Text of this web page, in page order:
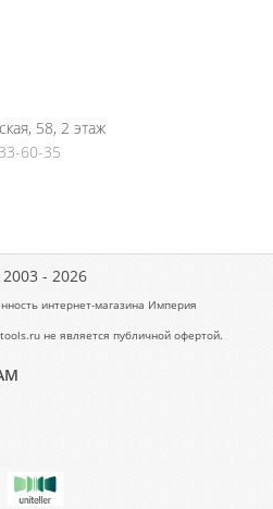
58, 2 этаж
60-35
- 2026
интернет-магазина Империя
не является публичной офертой.